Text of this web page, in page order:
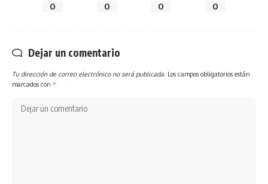
0 0 0 0
Dejar un comentario
Tu dirección de correo electrónico no será publicada. Los campos obligatorios están
marcados con *